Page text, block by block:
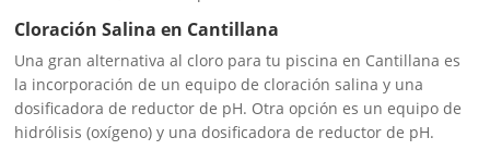
Cloración Salina en Cantillana
Una gran alternativa al cloro para tu piscina en Cantillana es
la incorporación de un equipo de cloración salina y una
dosificadora de reductor de pH. Otra opción es un equipo de
hidrólisis (oxígeno) y una dosificadora de reductor de pH.